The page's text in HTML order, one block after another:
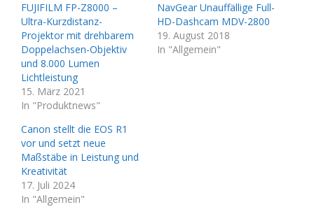
FUJIFILM FP-Z8000 –
Ultra-Kurzdistanz-
Projektor mit drehbarem
Doppelachsen-Objektiv
und 8.000 Lumen
Lichtleistung
15. März 2021
In "Produktnews"
NavGear Unauffällige Full-
HD-Dashcam MDV-2800
19. August 2018
In "Allgemein"
Canon stellt die EOS R1
vor und setzt neue
Maßstäbe in Leistung und
Kreativität
17. Juli 2024
In "Allgemein"